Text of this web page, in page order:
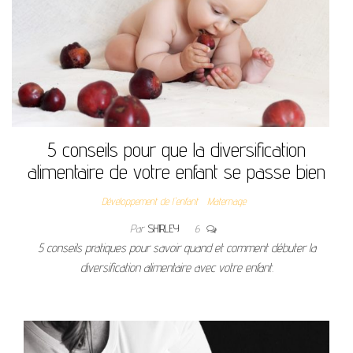
5 conseils pour que la diversification
alimentaire de votre enfant se passe bien
Développement de l'enfant Maternage
Par SHIRLEY 6
5 conseils pratiques pour savoir quand et comment débuter la
diversification alimentaire avec votre enfant.